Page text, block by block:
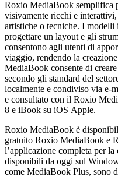
Roxio MediaBook semplifica
visivamente ricchi e
artistiche o tecniche. I modelli
progettare un layout e gli
consentono agli utenti di
viaggio, rendendo la
MediaBook consente di
secondo gli standard del
localmente e condiviso via e-
e consultato con il Roxio
8 e iBook su iOS Apple.
Roxio MediaBook è
gratuito Roxio MediaBook e
l’applicazione completa per
disponibili da oggi sul
come MediaBook Plus, sono